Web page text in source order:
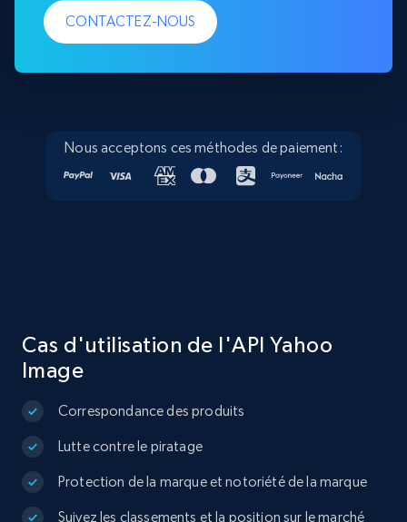
CONTACTEZ-NOUS
Nous acceptons ces méthodes de paiement:
Cas d'utilisation de l'API Yahoo
Image
Correspondance des produits
Lutte contre le piratage
Protection de la marque et notoriété de la marque
Suivez les classements et la position sur le marché